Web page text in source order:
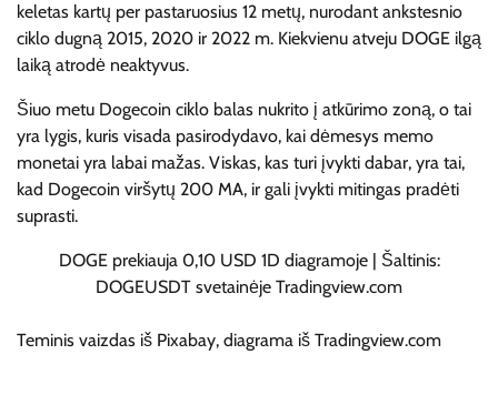
keletas kartų per pastaruosius 12 metų, nurodant ankstesnio
ciklo dugną 2015, 2020 ir 2022 m. Kiekvienu atveju DOGE ilgą
laiką atrodė neaktyvus.
Šiuo metu Dogecoin ciklo balas nukrito į atkūrimo zoną, o tai
yra lygis, kuris visada pasirodydavo, kai dėmesys memo
monetai yra labai mažas. Viskas, kas turi įvykti dabar, yra tai,
kad Dogecoin viršytų 200 MA, ir gali įvykti mitingas pradėti
suprasti.
DOGE prekiauja 0,10 USD 1D diagramoje | Šaltinis:
DOGEUSDT svetainėje Tradingview.com
Teminis vaizdas iš Pixabay, diagrama iš Tradingview.com